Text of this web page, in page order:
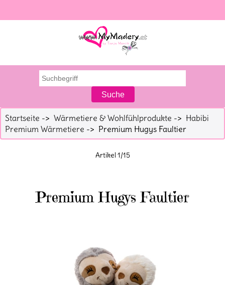
Startseite -> Wärmetiere & Wohlfühlprodukte -> Habibi
Premium Wärmetiere -> Premium Hugys Faultier
Artikel 1/15
Premium Hugys Faultier